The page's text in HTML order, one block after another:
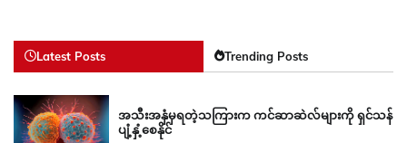
Latest Posts Trending Posts
အသီးအနှံမှရတဲ့သကြားက ကင်ဆာဆဲလ်များကို ရှင်သန်
ပျံ့နှံ့စေနိုင်